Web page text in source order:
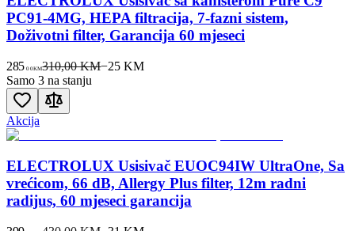
PC91-4MG, HEPA filtracija, 7-fazni sistem,
Doživotni filter, Garancija 60 mjeseci
285 00KM310,00 KM−25 KM
Samo 3 na stanju
Akcija
ELECTROLUX Usisivač EUOC94IW UltraOne, Sa
vrećicom, 66 dB, Allergy Plus filter, 12m radni
radijus, 60 mjeseci garancija